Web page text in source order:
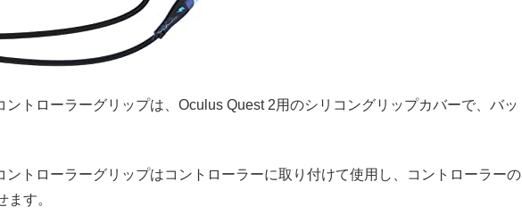
トローラーグリップは、Oculus Quest 2用のシリコングリップカバーで、バッ
トローラーグリップはコントローラーに取り付けて使用し、コントローラーの
す。